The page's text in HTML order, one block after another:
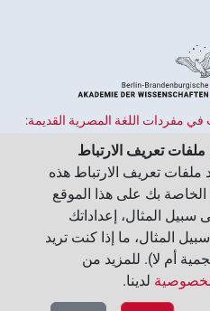
في مفردات اللغة المصرية القديمة:
الولايات بجمهورية ألمانيا
الثقافي واسترجاعه واستكشافه.
الألمانية للعلوم والإنسانيات‏.
ملفات تعريف الارتباط
تعريف الارتباط هذه
بك على هذا الموقع
سبيل المثال، إعداداتك
المثال، ما إذا كنت تريد
أم لا). للمزيد من
لدينا.‏